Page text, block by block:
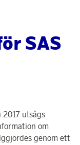
SAS
utsågs
om
genom ett